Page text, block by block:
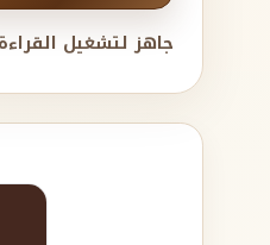
جاهز لتشغيل